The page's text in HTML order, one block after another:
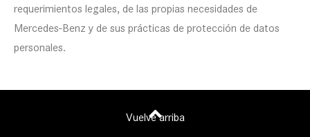
requerimientos legales, de las propias necesidades de
Mercedes-Benz y de sus prácticas de protección de datos
personales.
Vuelve arriba